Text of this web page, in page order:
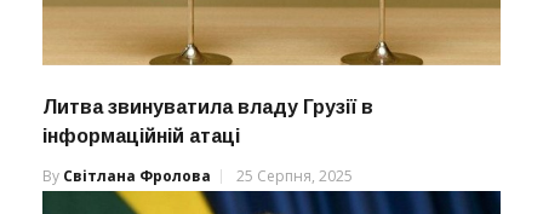
Литва звинуватила владу Грузії в
інформаційній атаці
By Світлана Фролова 25 Серпня, 2025